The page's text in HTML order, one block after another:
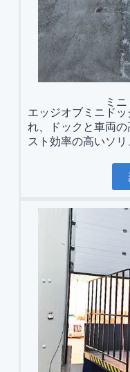
ミ
エッジオブミニド
れ、ドックと車両
スト効率の高いソ